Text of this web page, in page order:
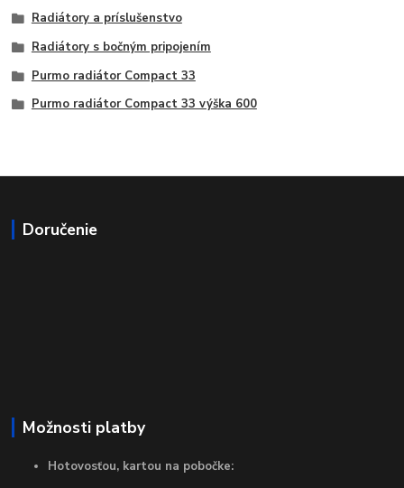
Radiátory a príslušenstvo
Radiátory s bočným pripojením
Purmo radiátor Compact 33
Purmo radiátor Compact 33 výška 600
Doručenie
Možnosti platby
Hotovosťou, kartou na pobočke: